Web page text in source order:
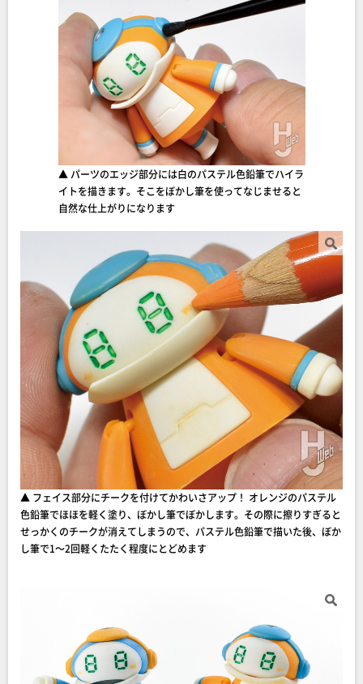
▲ パーツのエッジ部分には白のパステル色鉛筆でハイラ
イトを描きます。そこをぼかし筆を使ってなじませると
自然な仕上がりになります
▲ フェイス部分にチークを付けてかわいさアップ！ オレンジのパステル
色鉛筆でほほを軽く塗り、ぼかし筆でぼかします。その際に擦りすぎると
せっかくのチークが消えてしまうので、パステル色鉛筆で描いた後、ぼか
し筆で1～2回軽くたたく程度にとどめます